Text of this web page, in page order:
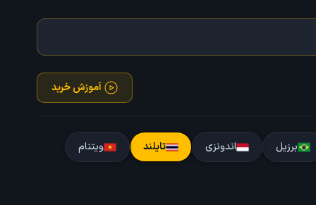
آموزش خرید
برزیل اندونزی تایلند ویتنام